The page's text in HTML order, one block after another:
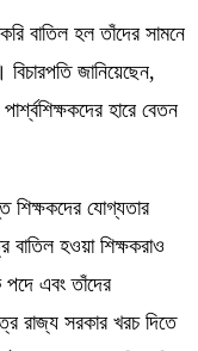
বাতিল হল তাঁদের সামনে
জানিয়েছেন,
হারে বেতন
শিক্ষকদের যোগ্যতার
হওয়া শিক্ষকরাও
এবং তাঁদের
রাজ্য সরকার খরচ দিতে